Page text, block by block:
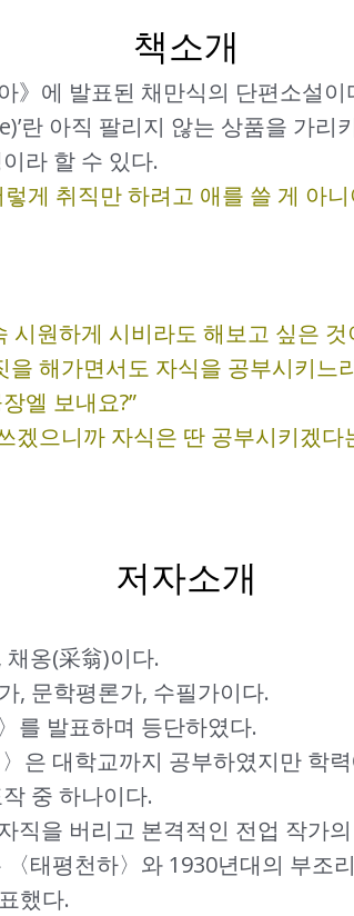
책소개
》에 발표된 채만식의 단편소설이
란 아직 팔리지 않는 상품을 가리
라 할 수 있다.
게 취직만 하려고 애를 쓸 게 아
시원하게 시비라도 해보고 싶은
을 해가면서도 자식을 공부시키
엘 보내요?”
겠으니까 자식은 딴 공부시키겠
저자소개
옹(采翁)이다.
, 문학평론가, 수필가이다.
를 발표하며 등단하였다.
은 대학교까지 공부하였지만 학
중 하나이다.
직을 버리고 본격적인 전업 작가
태평천하〉와 1930년대의 부조
했다.